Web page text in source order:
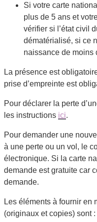
Si votre carte
plus de 5 ans et
vérifier si l’état civil
dématérialisé, si ce
naissance de moins
La présence est
prise d’empreinte est
Pour déclarer la perte
les instructions ici.
Pour demander une
à une perte ou un vol, le
électronique. Si la carte
demande est gratuite car
demande.
Les éléments à fournir en
(originaux et copies) sont :